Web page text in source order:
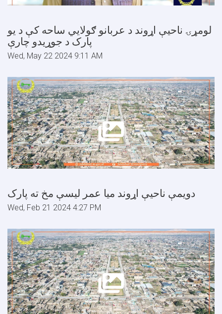
لومړۍ ناحیې اړوند د عربانو ګولایي ساحه کې د یو
پارک د جوړیدو چارې
Wed, May 22 2024 9:11 AM
دويمې ناحيې اړوند ميا عمر ليسې مخ ته پارک
Wed, Feb 21 2024 4:27 PM